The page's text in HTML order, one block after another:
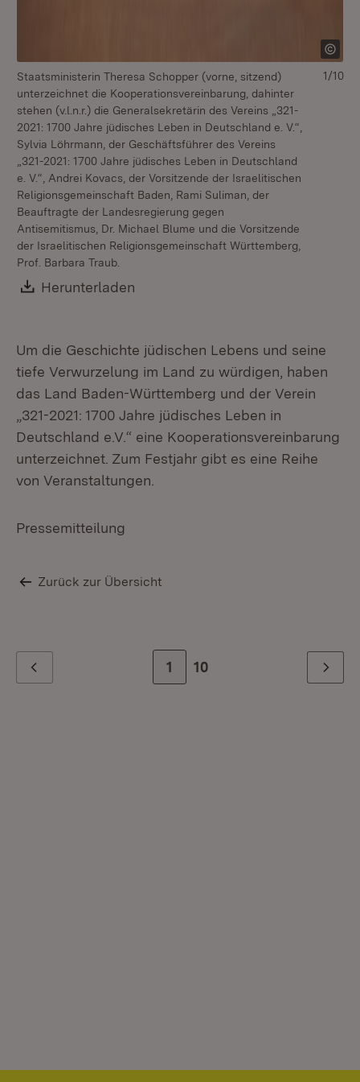
Staatsministerin Theresa Schopper (vorne, sitzend)
unterzeichnet die Kooperationsvereinbarung, dahinter
stehen (v.l.n.r.) die Generalsekretärin des Vereins „321-
2021: 1700 Jahre jüdisches Leben in Deutschland e. V.“,
Sylvia Löhrmann, der Geschäftsführer des Vereins
„321-2021: 1700 Jahre jüdisches Leben in Deutschland
e. V.“, Andrei Kovacs, der Vorsitzende der Israelitischen
Religionsgemeinschaft Baden, Rami Suliman, der
Beauftragte der Landesregierung gegen
Antisemitismus, Dr. Michael Blume und die Vorsitzende
der Israelitischen Religionsgemeinschaft Württemberg,
Prof. Barbara Traub.
Download:
Herunterladen
1/10
Um die Geschichte jüdischen Lebens und seine
tiefe Verwurzelung im Land zu würdigen, haben
das Land Baden-Württemberg und der Verein
„321-2021: 1700 Jahre jüdisches Leben in
Deutschland e.V.“ eine Kooperationsvereinbarung
unterzeichnet. Zum Festjahr gibt es eine Reihe
von Veranstaltungen.
Pressemitteilung
Zurück zur Übersicht
Zur Seite
1 Zur letzten Seite
10 Weiter